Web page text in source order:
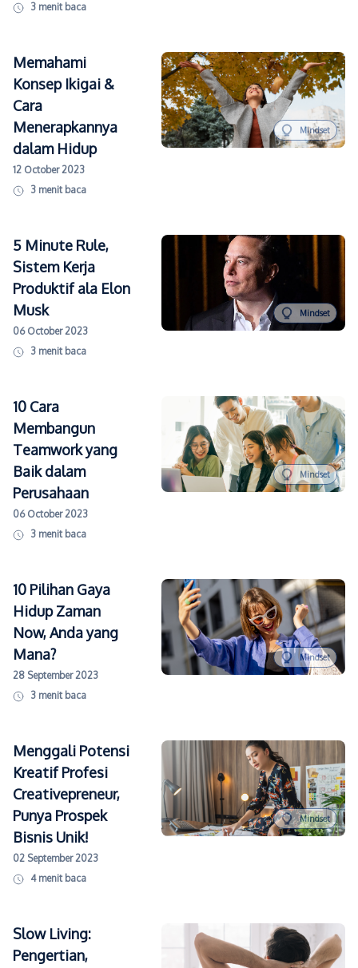
3 menit baca
Memahami
Konsep Ikigai &
Cara
Menerapkannya
dalam Hidup
12 October 2023
3 menit baca
Mindset
5 Minute Rule,
Sistem Kerja
Produktif ala Elon
Musk
06 October 2023
3 menit baca
Mindset
10 Cara
Membangun
Teamwork yang
Baik dalam
Perusahaan
06 October 2023
3 menit baca
Mindset
10 Pilihan Gaya
Hidup Zaman
Now, Anda yang
Mana?
28 September 2023
3 menit baca
Mindset
Menggali Potensi
Kreatif Profesi
Creativepreneur,
Punya Prospek
Bisnis Unik!
02 September 2023
4 menit baca
Mindset
Slow Living:
Pengertian,